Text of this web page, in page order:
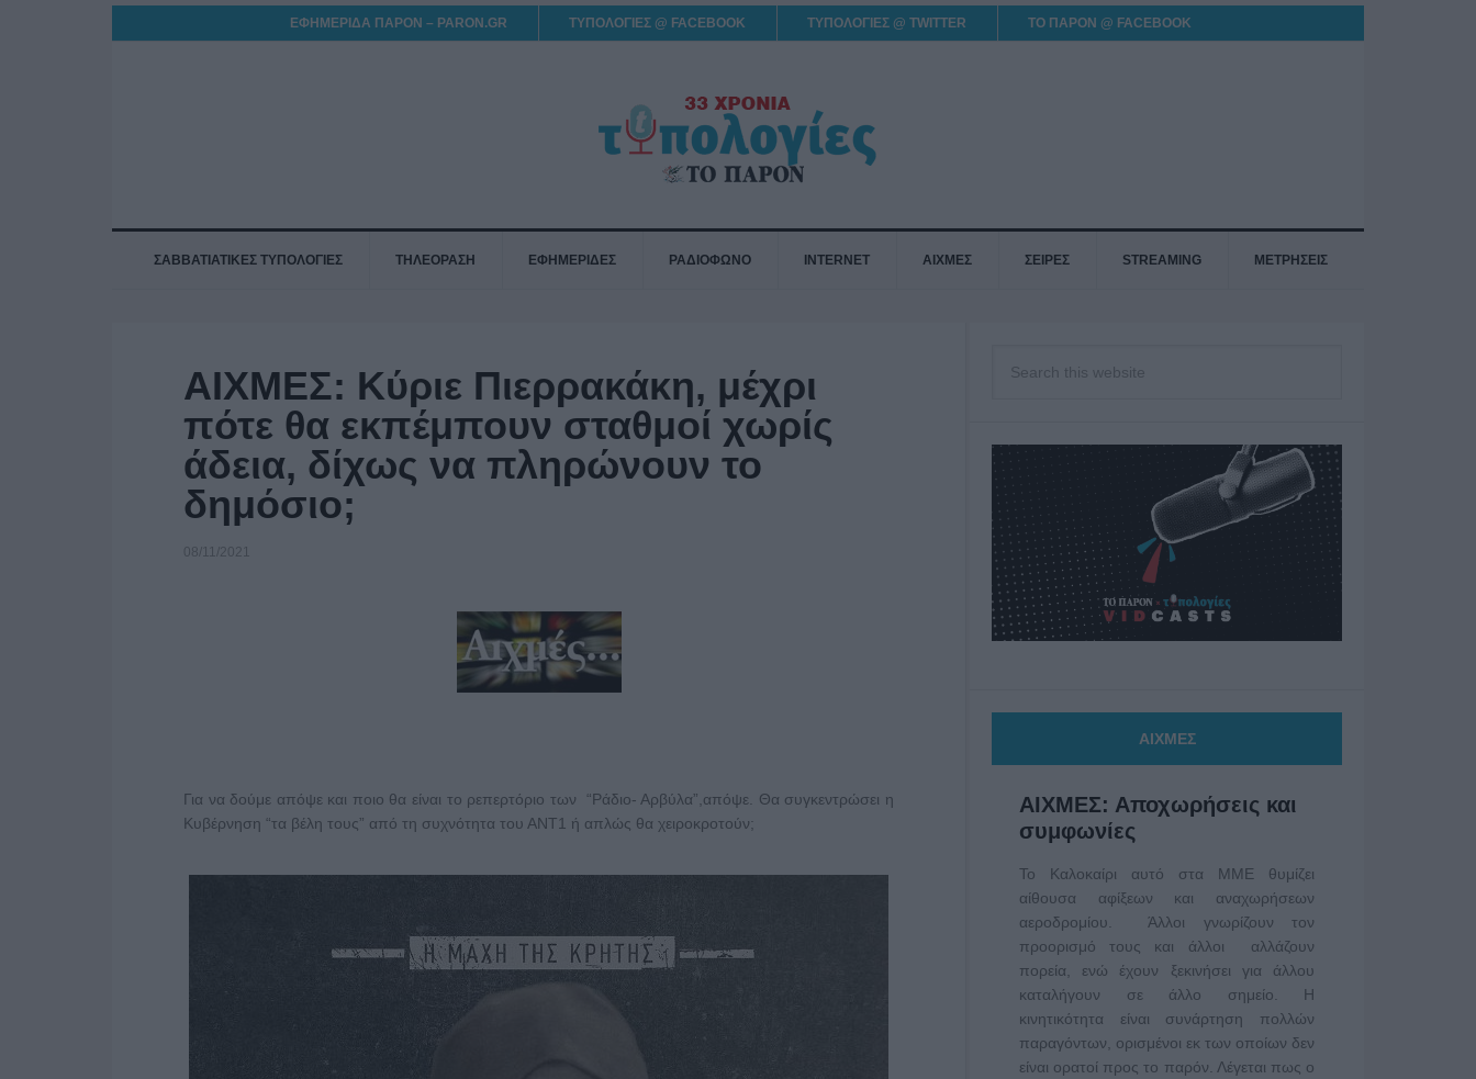
ΕΦΗΜΕΡΙΔΑ ΠΑΡΟΝ – PARON.GR ΤΥΠΟΛΟΓΙΕΣ @ FACEBOOK ΤΥΠΟΛΟΓΙΕΣ @ TWITTER ΤΟ ΠΑΡΟΝ @ FACEBOOK
ΣΑΒΒΑΤΙΑΤΙΚΕΣ ΤΥΠΟΛΟΓΙΕΣ ΤΗΛΕΟΡΑΣΗ ΕΦΗΜΕΡΙΔΕΣ ΡΑΔΙΟΦΩΝΟ INTERNET ΑΙΧΜΕΣ ΣΕΙΡΕΣ STREAMING ΜΕΤΡΗΣΕΙΣ
ΑΙΧΜΕΣ: Κύριε Πιερρακάκη, μέχρι
πότε θα εκπέμπουν σταθμοί χωρίς
άδεια, δίχως να πληρώνουν το
δημόσιο;
08/11/2021
Για να δούμε απόψε και ποιο θα είναι το ρεπερτόριο των “Ράδιο- Αρβύλα”,απόψε. Θα συγκεντρώσει η
Κυβέρνηση “τα βέλη τους” από τη συχνότητα του ΑΝΤ1 ή απλώς θα χειροκροτούν;
ΑΙΧΜΕΣ
ΑΙΧΜΕΣ: Αποχωρήσεις και
συμφωνίες
Το Καλοκαίρι αυτό στα ΜΜΕ θυμίζει
αίθουσα αφίξεων και αναχωρήσεων
αεροδρομίου. Άλλοι γνωρίζουν τον
προορισμό τους και άλλοι αλλάζουν
πορεία, ενώ έχουν ξεκινήσει για άλλου
καταλήγουν σε άλλο σημείο. Η
κινητικότητα είναι συνάρτηση πολλών
παραγόντων, ορισμένοι εκ των οποίων δεν
είναι ορατοί προς το παρόν. Λέγεται πως ο